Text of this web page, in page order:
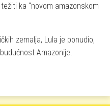
ka "novom amazonskom
zemalja, Lula je ponudio,
Amazonije.
"novi amazonski san"